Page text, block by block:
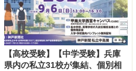
【高校受験】【中学受験】兵庫
県内の私立31校が集結、個別相